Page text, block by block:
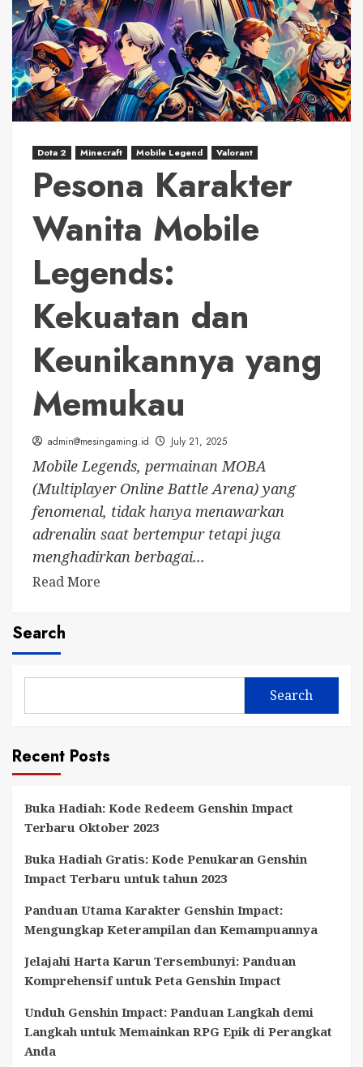
Dota 2 Minecraft Mobile Legend Valorant
Pesona Karakter
Wanita Mobile
Legends:
Kekuatan dan
Keunikannya yang
Memukau
admin@mesingaming.id July 21, 2025
Mobile Legends, permainan MOBA
(Multiplayer Online Battle Arena) yang
fenomenal, tidak hanya menawarkan
adrenalin saat bertempur tetapi juga
menghadirkan berbagai...
Read More
Wanita
dan
yang
Memukau
Search
Search
Recent Posts
Buka Hadiah: Kode Redeem Genshin Impact
Terbaru Oktober 2023
Buka Hadiah Gratis: Kode Penukaran Genshin
Impact Terbaru untuk tahun 2023
Panduan Utama Karakter Genshin Impact:
Mengungkap Keterampilan dan Kemampuannya
Jelajahi Harta Karun Tersembunyi: Panduan
Komprehensif untuk Peta Genshin Impact
Unduh Genshin Impact: Panduan Langkah demi
Langkah untuk Memainkan RPG Epik di Perangkat
Anda